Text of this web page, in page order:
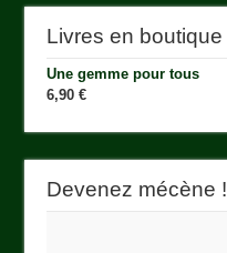
Livres en boutique
Une gemme pour tous
6,90€
Devenez mécène !